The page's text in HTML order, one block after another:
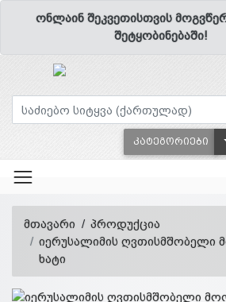
ონლაინ შეკვეთისთვის
შეტყობინებაში!
ᲙᲐᲢᲔᲒᲝᲠᲘᲔᲑᲘ
მთავარი
პროდუქცია
იერუსალიმის ღვთისმშობელი
ხატი